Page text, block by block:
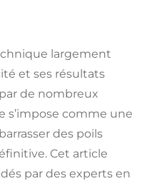
largement
et ses résultats
de nombreux
s’impose comme une
des poils
Cet article
par des experts en